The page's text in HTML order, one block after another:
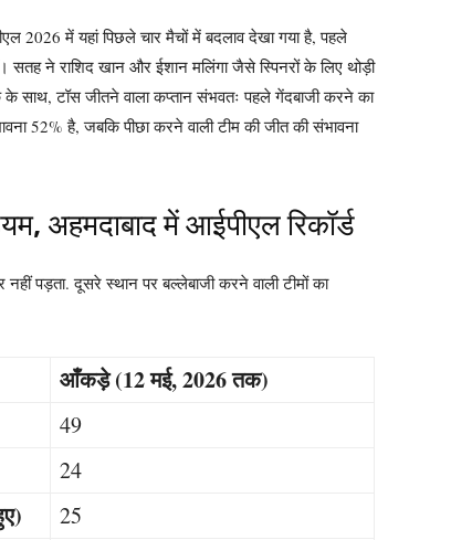
2026 में यहां पिछले चार मैचों में बदलाव देखा गया है, पहले
ने राशिद खान और ईशान मलिंगा जैसे स्पिनरों के लिए थोड़ी
साथ, टॉस जीतने वाला कप्तान संभवतः पहले गेंदबाजी करने का
52% है, जबकि पीछा करने वाली टीम की जीत की संभावना
अहमदाबाद में आईपीएल रिकॉर्ड
पड़ता. दूसरे स्थान पर बल्लेबाजी करने वाली टीमों का
आँकड़े (12 मई, 2026 तक)
49
24
25